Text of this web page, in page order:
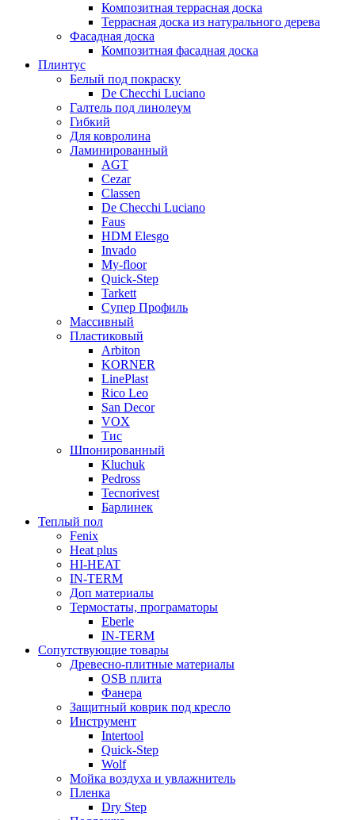
Композитная террасная доска
Террасная доска из натурального дерева
Фасадная доска
Композитная фасадная доска
Плинтус
Белый под покраску
De Checchi Luciano
Галтель под линолеум
Гибкий
Для ковролина
Ламинированный
AGT
Cezar
Classen
De Checchi Luciano
Faus
HDM Elesgo
Invado
My-floor
Quick-Step
Tarkett
Супер Профиль
Массивный
Пластиковый
Arbiton
KORNER
LinePlast
Rico Leo
San Decor
VOX
Тис
Шпонированный
Kluchuk
Pedross
Tecnorivest
Барлинек
Теплый пол
Fenix
Heat plus
HI-HEAT
IN-TERM
Доп материалы
Термостаты, програматоры
Eberle
IN-TERM
Сопутствующие товары
Древесно-плитные материалы
OSB плита
Фанера
Защитный коврик под кресло
Инструмент
Intertool
Quick-Step
Wolf
Мойка воздуха и увлажнитель
Пленка
Dry Step